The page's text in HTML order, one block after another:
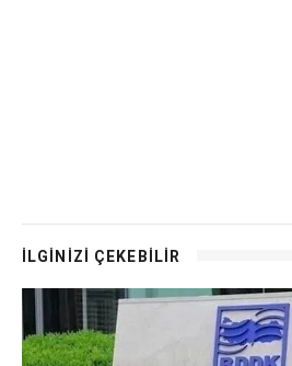
İLGİNİZİ ÇEKEBİLİR